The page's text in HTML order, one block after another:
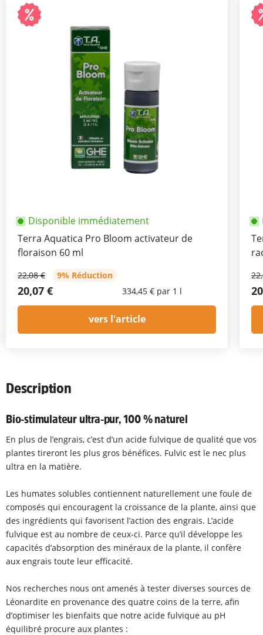
Disponible immédiatement
Terra Aquatica Pro Bloom activateur de
floraison 60 ml
22,08 € 9% Réduction
20,07 € 334,45 € par 1 l
vers l'article
Description
Bio-stimulateur ultra-pur, 100 % naturel
En plus de l’engrais, c’est d’un acide fulvique de qualité que vos
plantes tireront les plus gros bénéfices. Fulvic est le nec plus
ultra en la matière.
Les humates solubles contiennent naturellement une foule de
composés qui encouragent la croissance de la plante, ainsi que
des ingrédients qui favorisent l’action des engrais. L’acide
fulvique est au nombre de ceux-ci. Parce qu’il développe les
capacités d’absorption des minéraux de la plante, il confère
aux engrais toute leur efficacité.
Nos recherches nous ont amenés à tester diverses sources de
Léonardite en provenance des quatre coins de la terre, afin
d’optimiser les bienfaits que notre acide fulvique au pH
équilibré procure aux plantes :